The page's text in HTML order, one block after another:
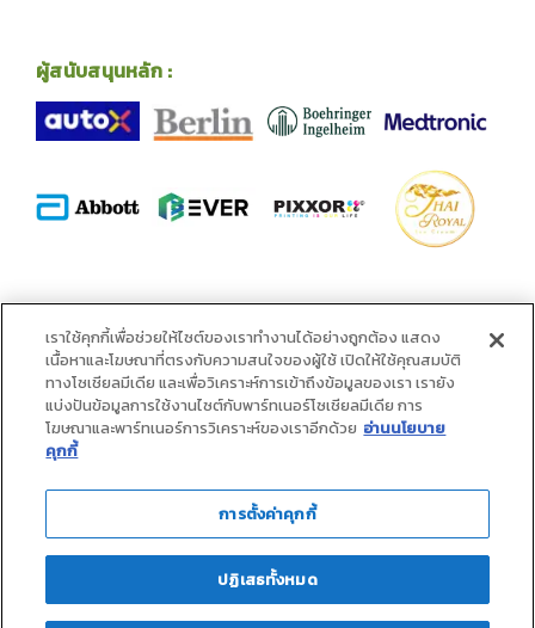
ผู้สนับสนุนหลัก :
พันธมิตร :
เราใช้คุกกี้เพื่อช่วยให้ไซต์ของเราทำงานได้อย่างถูกต้อง แสดง
เนื้อหาและโฆษณาที่ตรงกับความสนใจของผู้ใช้ เปิดให้ใช้คุณสมบัติ
ทางโซเชียลมีเดีย และเพื่อวิเคราะห์การเข้าถึงข้อมูลของเรา เรายัง
แบ่งปันข้อมูลการใช้งานไซต์กับพาร์ทเนอร์โซเชียลมีเดีย การ
โฆษณาและพาร์ทเนอร์การวิเคราะห์ของเราอีกด้วย อ่านนโยบาย
คุกกี้
การตั้งค่าคุกกี้
ปฏิเสธทั้งหมด